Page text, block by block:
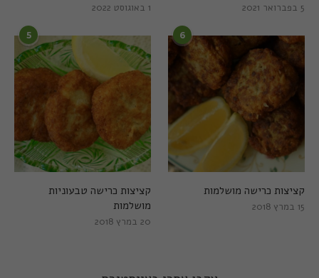
1 באוגוסט 2022 5 בפברואר 2021
5
קציצות כרישה טבעוניות
מושלמות
20 במרץ 2018
6
קציצות כרישה מושלמות
15 במרץ 2018